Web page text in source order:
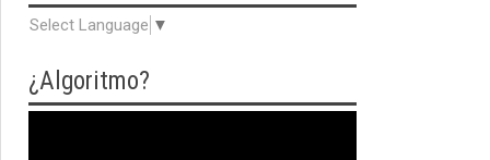
Select Language ▼
¿Algoritmo?